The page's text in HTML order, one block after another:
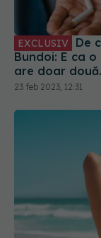
EXCLUSIV
Bundoi: E ca
are doar
milioane de
23 feb 2023, 12:31